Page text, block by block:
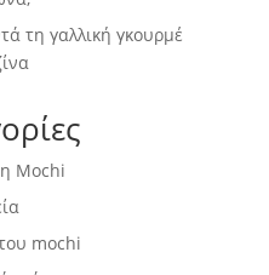
τη γαλλική γκουρμέ
Mochi
mochi